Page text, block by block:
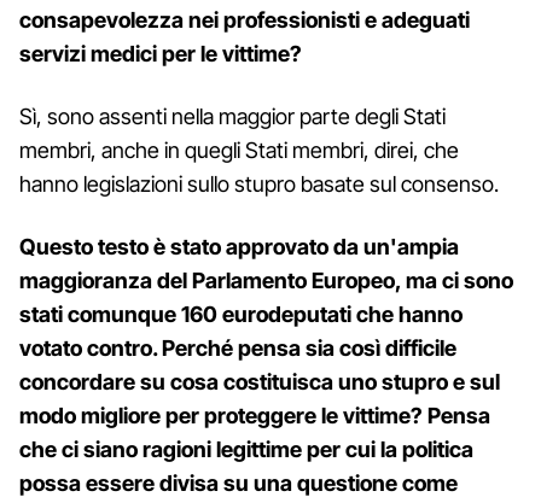
consapevolezza nei professionisti e adeguati
servizi medici per le vittime?
Sì, sono assenti nella maggior parte degli Stati
membri, anche in quegli Stati membri, direi, che
hanno legislazioni sullo stupro basate sul consenso.
Questo testo è stato approvato da un'ampia
maggioranza del Parlamento Europeo, ma ci sono
stati comunque 160 eurodeputati che hanno
votato contro. Perché pensa sia così difficile
concordare su cosa costituisca uno stupro e sul
modo migliore per proteggere le vittime? Pensa
che ci siano ragioni legittime per cui la politica
possa essere divisa su una questione come